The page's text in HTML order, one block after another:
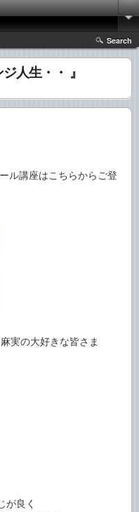
Search
人生・・ 』
ル講座はこちらからご登
麻実の大好きな皆さま
が良く